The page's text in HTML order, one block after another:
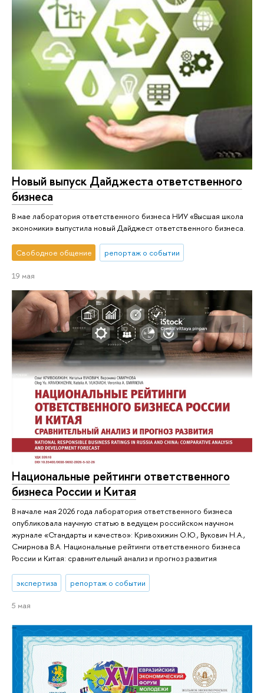
Новый выпуск Дайджеста ответственного
бизнеса
В мае лаборатория ответственного бизнеса НИУ «Высшая школа
экономики» выпустила новый Дайджест ответственного бизнеса.
Свободное общение репортаж о событии
19 мая
Национальные рейтинги ответственного
бизнеса России и Китая
В начале мая 2026 года лаборатория ответственного бизнеса
опубликовала научную статью в ведущем российском научном
журнале «Стандарты и качество»: Кривохижин О.Ю., Вукович Н.А.,
Смирнова В.А. Национальные рейтинги ответственного бизнеса
России и Китая: сравнительный анализ и прогноз развития
экспертиза репортаж о событии
5 мая